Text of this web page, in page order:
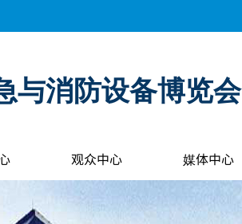
与消防设备博览会
观众中心 媒体中心